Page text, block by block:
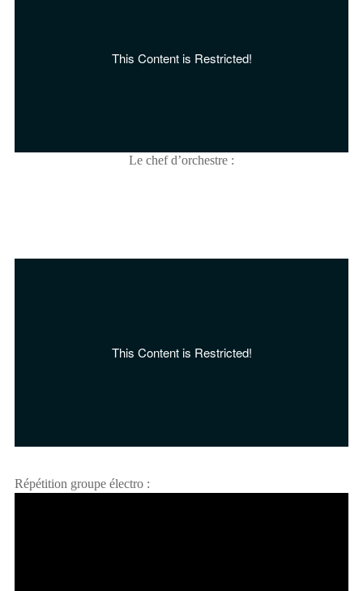
Le chef d’orchestre :
Répétition groupe électro :